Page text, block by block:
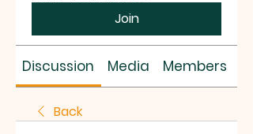
Join
Discussion Media Members
Back